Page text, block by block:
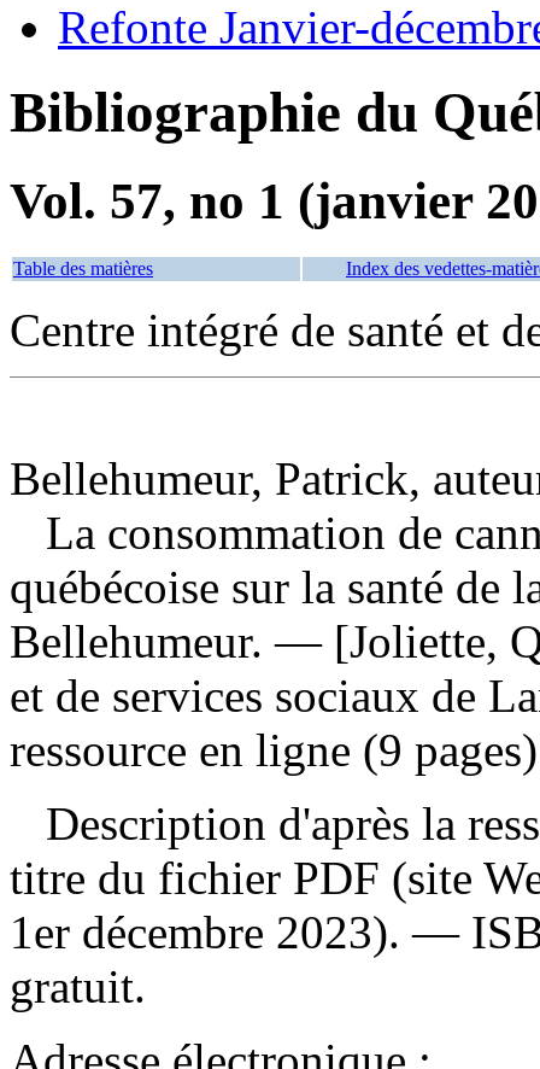
Refonte Janvier-
Bibliographie du
Vol. 57, no 1 (janvier
Table des matières Index des vedettes-
Centre intégré de santé et
Bellehumeur, Patrick,
La consommation de
québécoise sur la santé
Bellehumeur. — [Joliette,
et de services sociaux de
ressource en ligne (9
Description d'après la
titre du fichier PDF (site
1er décembre 2023). —
gratuit.